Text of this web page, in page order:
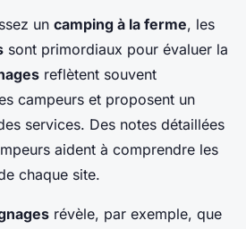
un camping à la ferme, les
sont primordiaux pour évaluer la
reflètent souvent
campeurs et proposent un
services. Des notes détaillées
aident à comprendre les
chaque site.
révèle, par exemple, que